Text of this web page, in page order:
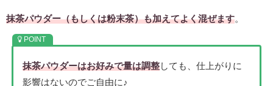
抹茶パウダー（もしくは粉末茶）も加えてよく混ぜます。
抹茶パウダーはお好みで量は調整しても、仕上がりに
影響はないのでご自由に♪